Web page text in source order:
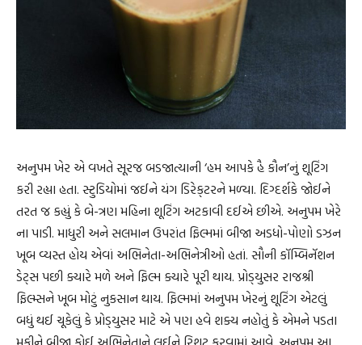
અનુપમ ખેર એ વખતે સૂરજ બડજાત્યાની ‘હમ આપકે હૈ કૌન’નું શૂટિંગ
કરી રહ્યા હતા. સ્ટુડિયોમાં જઈને યંગ ડિરેક્‌ટરને મળ્યા. દિગ્દર્શકે જોઈને
તરત જ કહ્યું કે બે-ત્રણ મહિના શૂટિંગ અટકાવી દઈએ છીએ. અનુપમ ખેરે
ના પાડી. માધુરી અને સલમાન ઉપરાંત ફિલ્મમાં બીજા અડધો-પોણો ડઝન
ખૂબ વ્યસ્ત હોય એવાં અભિનેતા-અભિનેત્રીઓ હતાં. સૌની કૉમ્બિનૅશન
ડેટ્‌સ પછી ક્યારે મળે અને ફિલ્મ ક્યારે પૂરી થાય. પ્રોડ્‌યુસર રાજશ્રી
ફિલ્મ્સને ખૂબ મોટું નુકસાન થાય. ફિલ્મમાં અનુપમ ખેરનું શૂટિંગ એટલું
બધું થઈ ચૂકેલું કે પ્રોડ્‌યુસર માટે એ પણ હવે શક્ય નહોતું કે એમને પડતા